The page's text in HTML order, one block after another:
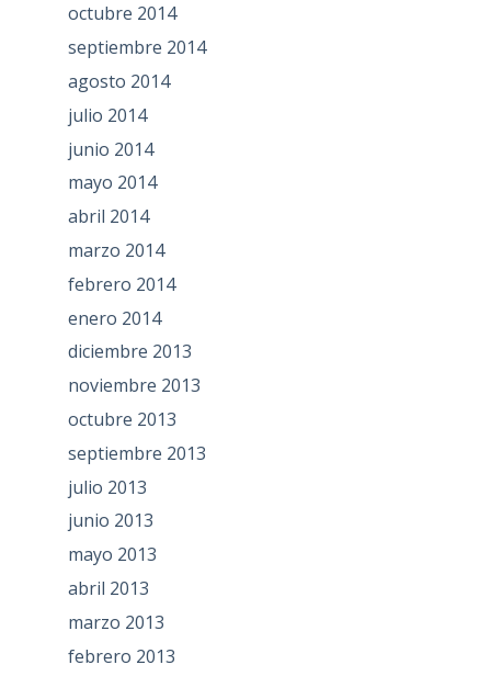
octubre 2014
septiembre 2014
agosto 2014
julio 2014
junio 2014
mayo 2014
abril 2014
marzo 2014
febrero 2014
enero 2014
diciembre 2013
noviembre 2013
octubre 2013
septiembre 2013
julio 2013
junio 2013
mayo 2013
abril 2013
marzo 2013
febrero 2013